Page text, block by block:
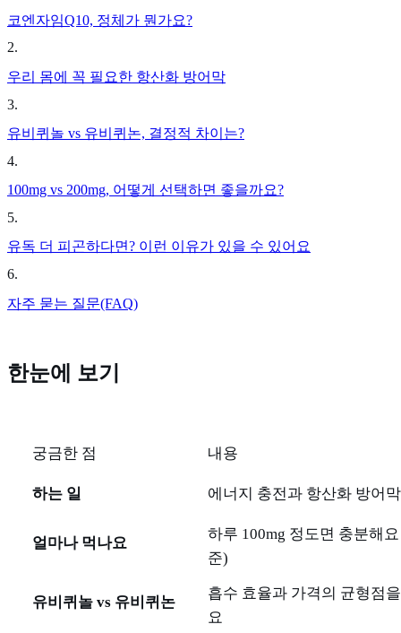
코엔자임Q10, 정체가 뭔가요?
2.
우리 몸에 꼭 필요한 항산화 방어막
3.
유비퀴놀 vs 유비퀴논, 결정적 차이는?
4.
100mg vs 200mg, 어떻게 선택하면 좋을까요?
5.
유독 더 피곤하다면? 이런 이유가 있을 수 있어요
6.
자주 묻는 질문(FAQ)
한눈에 보기
궁금한 점 내용
하는 일 에너지 충전과 항산화 방어
얼마나 먹나요
하루 100mg 정도면 충분해
준)
유비퀴놀 vs 유비퀴논
흡수 효율과 가격의 균형점
요